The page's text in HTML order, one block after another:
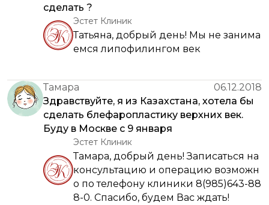
сделать ?
Эстет Клиник
Татьяна, добрый день! Мы не занима
емся липофилингом век
Тамара
06.12.2018
Здравствуйте, я из Казахстана, хотела бы
сделать блефаропластику верхних век.
Буду в Москве с 9 января
Эстет Клиник
Тамара, добрый день! Записаться на
консультацию и операцию возможн
о по телефону клиники 8(985)643-88
8-0. Спасибо, будем Вас ждать!